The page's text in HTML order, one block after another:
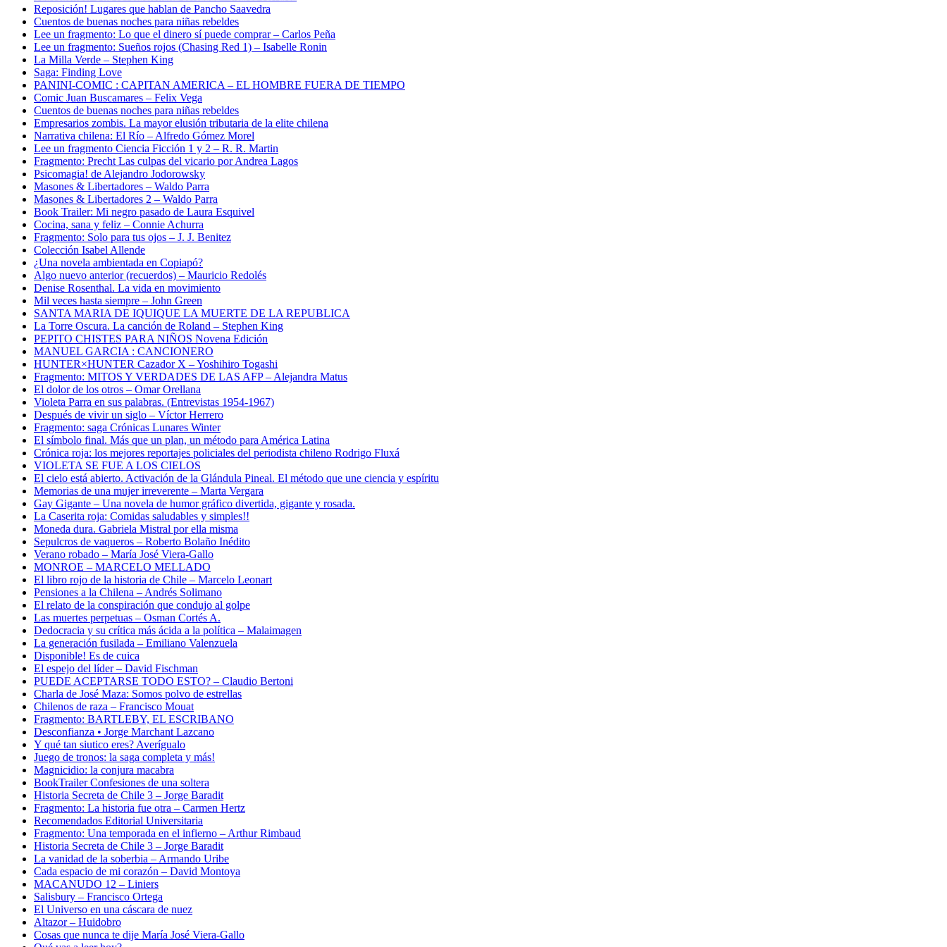
Reposición! Lugares que hablan de Pancho Saavedra
Cuentos de buenas noches para niñas rebeldes
Lee un fragmento: Lo que el dinero sí puede comprar – Carlos Peña
Lee un fragmento: Sueños rojos (Chasing Red 1) – Isabelle Ronin
La Milla Verde – Stephen King
Saga: Finding Love
PANINI-COMIC : CAPITAN AMERICA – EL HOMBRE FUERA DE TIEMPO
Comic Juan Buscamares – Felix Vega
Cuentos de buenas noches para niñas rebeldes
Empresarios zombis. La mayor elusión tributaria de la elite chilena
Narrativa chilena: El Río – Alfredo Gómez Morel
Lee un fragmento Ciencia Ficción 1 y 2 – R. R. Martin
Fragmento: Precht Las culpas del vicario por Andrea Lagos
Psicomagia! de Alejandro Jodorowsky
Masones & Libertadores – Waldo Parra
Masones & Libertadores 2 – Waldo Parra
Book Trailer: Mi negro pasado de Laura Esquivel
Cocina, sana y feliz – Connie Achurra
Fragmento: Solo para tus ojos – J. J. Benitez
Colección Isabel Allende
¿Una novela ambientada en Copiapó?
Algo nuevo anterior (recuerdos) – Mauricio Redolés
Denise Rosenthal. La vida en movimiento
Mil veces hasta siempre – John Green
SANTA MARIA DE IQUIQUE LA MUERTE DE LA REPUBLICA
La Torre Oscura. La canción de Roland – Stephen King
PEPITO CHISTES PARA NIÑOS Novena Edición
MANUEL GARCIA : CANCIONERO
HUNTER×HUNTER Cazador X – Yoshihiro Togashi
Fragmento: MITOS Y VERDADES DE LAS AFP – Alejandra Matus
El dolor de los otros – Omar Orellana
Violeta Parra en sus palabras. (Entrevistas 1954-1967)
Después de vivir un siglo – Víctor Herrero
Fragmento: saga Crónicas Lunares Winter
El símbolo final. Más que un plan, un método para América Latina
Crónica roja: los mejores reportajes policiales del periodista chileno Rodrigo Fluxá
VIOLETA SE FUE A LOS CIELOS
El cielo está abierto. Activación de la Glándula Pineal. El método que une ciencia y espíritu
Memorias de una mujer irreverente – Marta Vergara
Gay Gigante – Una novela de humor gráfico divertida, gigante y rosada.
La Caserita roja: Comidas saludables y simples!!
Moneda dura. Gabriela Mistral por ella misma
Sepulcros de vaqueros – Roberto Bolaño Inédito
Verano robado – María José Viera-Gallo
MONROE – MARCELO MELLADO
El libro rojo de la historia de Chile – Marcelo Leonart
Pensiones a la Chilena – Andrés Solimano
El relato de la conspiración que condujo al golpe
Las muertes perpetuas – Osman Cortés A.
Dedocracia y su crítica más ácida a la política – Malaimagen
La generación fusilada – Emiliano Valenzuela
Disponible! Es de cuica
El espejo del líder – David Fischman
PUEDE ACEPTARSE TODO ESTO? – Claudio Bertoni
Charla de José Maza: Somos polvo de estrellas
Chilenos de raza – Francisco Mouat
Fragmento: BARTLEBY, EL ESCRIBANO
Desconfianza • Jorge Marchant Lazcano
Y qué tan siutico eres? Averígualo
Juego de tronos: la saga completa y más!
Magnicidio: la conjura macabra
BookTrailer Confesiones de una soltera
Historia Secreta de Chile 3 – Jorge Baradit
Fragmento: La historia fue otra – Carmen Hertz
Recomendados Editorial Universitaria
Fragmento: Una temporada en el infierno – Arthur Rimbaud
Historia Secreta de Chile 3 – Jorge Baradit
La vanidad de la soberbia – Armando Uribe
Cada espacio de mi corazón – David Montoya
MACANUDO 12 – Liniers
Salisbury – Francisco Ortega
El Universo en una cáscara de nuez
Altazor – Huidobro
Cosas que nunca te dije María José Viera-Gallo